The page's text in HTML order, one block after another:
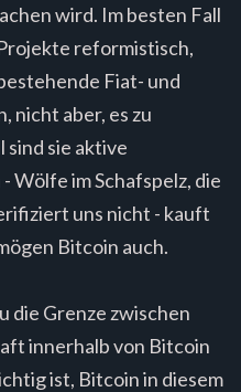
wird. Im besten Fall
reformistisch,
Fiat- und
nicht aber, es zu
sind sie aktive
Wölfe im Schafspelz, die
uns nicht - kauft
Bitcoin auch.
die Grenze zwischen
innerhalb von Bitcoin
ist, Bitcoin in diesem